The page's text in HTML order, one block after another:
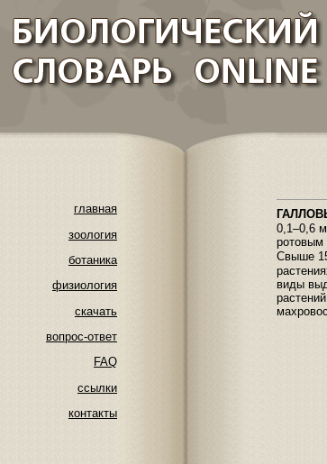
главная
зоология
ботаника
физиология
скачать
вопрос-ответ
FAQ
ссылки
контакты
0,1–0,6
ротовым
Свыше
виды